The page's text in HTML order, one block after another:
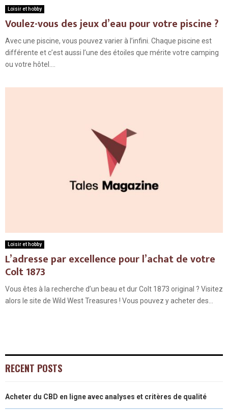
Loisir et hobby
Voulez-vous des jeux d’eau pour votre piscine ?
Avec une piscine, vous pouvez varier à l’infini. Chaque piscine est
différente et c’est aussi l’une des étoiles que mérite votre camping
ou votre hôtel....
Loisir et hobby
L’adresse par excellence pour l’achat de votre
Colt 1873
Vous êtes à la recherche d’un beau et dur Colt 1873 original ? Visitez
alors le site de Wild West Treasures ! Vous pouvez y acheter des...
RECENT POSTS
Acheter du CBD en ligne avec analyses et critères de qualité